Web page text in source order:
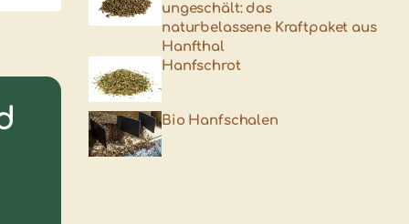
ungeschält: das
naturbelassene Kraftpaket aus
Hanfthal
Hanfschrot
Bio Hanfschalen